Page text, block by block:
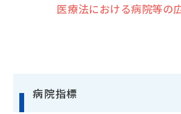
医療法における病院等の
病院指標